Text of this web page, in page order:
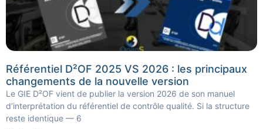
Référentiel D²OF 2025 VS 2026 : les principaux
changements de la nouvelle version
Le GIE D²OF vient de publier la version 2026 de son manuel
d’interprétation du référentiel de contrôle qualité. Si la structure
reste identique — 6